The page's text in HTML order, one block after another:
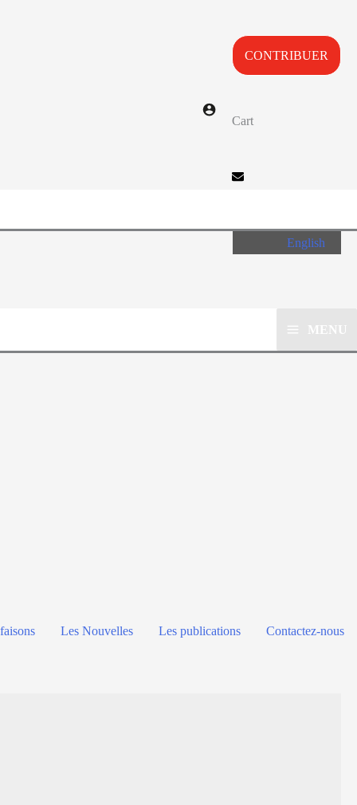
CONTRIBUER
Cart
English
MENU
Les Nouvelles Les publications Contactez-nous